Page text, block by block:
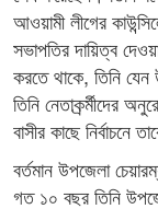
আওয়ামী লীগের
সভাপতির দায়িত্ব
করতে থাকে, তিনি যেন
তিনি নেতাকর্র্মীদের
বাসীর কাছে
বর্তমান উপজেলা
গত ১০ বছর তিনি